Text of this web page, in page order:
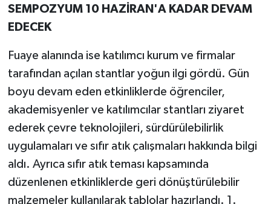
SEMPOZYUM 10 HAZİRAN'A KADAR DEVAM
EDECEK
Fuaye alanında ise katılımcı kurum ve firmalar
tarafından açılan stantlar yoğun ilgi gördü. Gün
boyu devam eden etkinliklerde öğrenciler,
akademisyenler ve katılımcılar stantları ziyaret
ederek çevre teknolojileri, sürdürülebilirlik
uygulamaları ve sıfır atık çalışmaları hakkında bilgi
aldı. Ayrıca sıfır atık teması kapsamında
düzenlenen etkinliklerde geri dönüştürülebilir
malzemeler kullanılarak tablolar hazırlandı. 1.